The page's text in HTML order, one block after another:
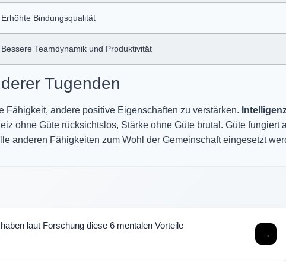
Erhöhte Bindungsqualität
Bessere Teamdynamik und Produktivität
Tugenden
Fähigkeit, andere positive Eigenschaften zu verstärken.
ohne Güte rücksichtslos, Stärke ohne Güte brutal. Güte fungiert
anderen Fähigkeiten zum Wohl der Gemeinschaft eingesetzt
laut Forschung diese 6 mentalen Vorteile
→